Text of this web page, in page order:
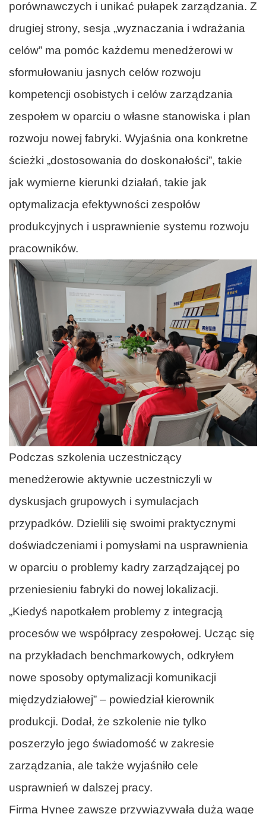
porównawczych i unikać pułapek zarządzania. Z
drugiej strony, sesja „wyznaczania i wdrażania
celów” ma pomóc każdemu menedżerowi w
sformułowaniu jasnych celów rozwoju
kompetencji osobistych i celów zarządzania
zespołem w oparciu o własne stanowiska i plan
rozwoju nowej fabryki. Wyjaśnia ona konkretne
ścieżki „dostosowania do doskonałości”, takie
jak wymierne kierunki działań, takie jak
optymalizacja efektywności zespołów
produkcyjnych i usprawnienie systemu rozwoju
pracowników.
Podczas szkolenia uczestniczący
menedżerowie aktywnie uczestniczyli w
dyskusjach grupowych i symulacjach
przypadków. Dzielili się swoimi praktycznymi
doświadczeniami i pomysłami na usprawnienia
w oparciu o problemy kadry zarządzającej po
przeniesieniu fabryki do nowej lokalizacji.
„Kiedyś napotkałem problemy z integracją
procesów we współpracy zespołowej. Ucząc się
na przykładach benchmarkowych, odkryłem
nowe sposoby optymalizacji komunikacji
międzydziałowej” – powiedział kierownik
produkcji. Dodał, że szkolenie nie tylko
poszerzyło jego świadomość w zakresie
zarządzania, ale także wyjaśniło cele
usprawnień w dalszej pracy.
Firma Hynee zawsze przywiązywała dużą wagę